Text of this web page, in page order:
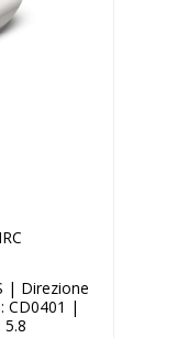
| Direzione
CD0401 |